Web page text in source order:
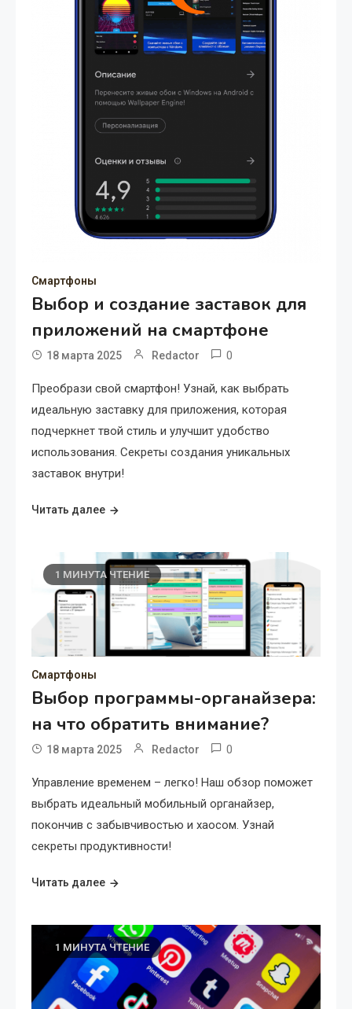
Смартфоны
Выбор и создание заставок для
приложений на смартфоне
18 марта 2025 Redactor 0
Преобрази свой смартфон! Узнай, как выбрать
идеальную заставку для приложения, которая
подчеркнет твой стиль и улучшит удобство
использования. Секреты создания уникальных
заставок внутри!
Читать далее
1 МИНУТА ЧТЕНИЕ
Смартфоны
Выбор программы-органайзера:
на что обратить внимание?
18 марта 2025 Redactor 0
Управление временем – легко! Наш обзор поможет
выбрать идеальный мобильный органайзер,
покончив с забывчивостью и хаосом. Узнай
секреты продуктивности!
Читать далее
1 МИНУТА ЧТЕНИЕ